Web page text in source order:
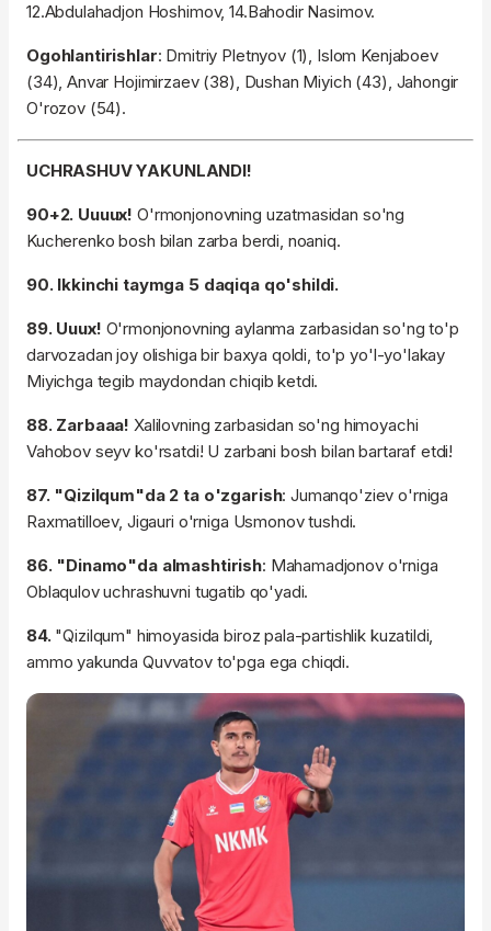
12.Abdulahadjon Hoshimov, 14.Bahodir Nasimov.
Ogohlantirishlar: Dmitriy Pletnyov (1), Islom Kenjaboev
(34), Anvar Hojimirzaev (38), Dushan Miyich (43), Jahongir
O'rozov (54).
UCHRASHUV YAKUNLANDI!
90+2. Uuuux!O'rmonjonovning uzatmasidan so'ng
Kucherenko bosh bilan zarba berdi, noaniq.
90. Ikkinchi taymga 5 daqiqa qo'shildi.
89. Uuux! O'rmonjonovning aylanma zarbasidan so'ng to'p
darvozadan joy olishiga bir baxya qoldi, to'p yo'l-yo'lakay
Miyichga tegib maydondan chiqib ketdi.
88. Zarbaaa! Xalilovning zarbasidan so'ng himoyachi
Vahobov seyv ko'rsatdi! U zarbani bosh bilan bartaraf etdi!
87. "Qizilqum"da 2 ta o'zgarish: Jumanqo'ziev o'rniga
Raxmatilloev, Jigauri o'rniga Usmonov tushdi.
86. "Dinamo"da almashtirish: Mahamadjonov o'rniga
Oblaqulov uchrashuvni tugatib qo'yadi.
84. "Qizilqum" himoyasida biroz pala-partishlik kuzatildi,
ammo yakunda Quvvatov to'pga ega chiqdi.